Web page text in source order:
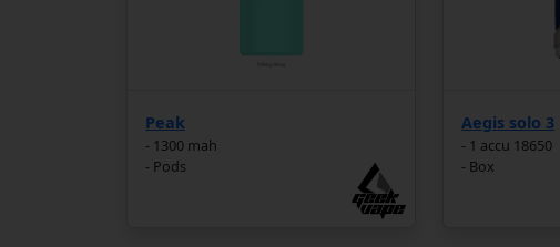
Peak
- 1300 mah
- Pods
Aegis solo 3
- 1 accu 18650
- Box